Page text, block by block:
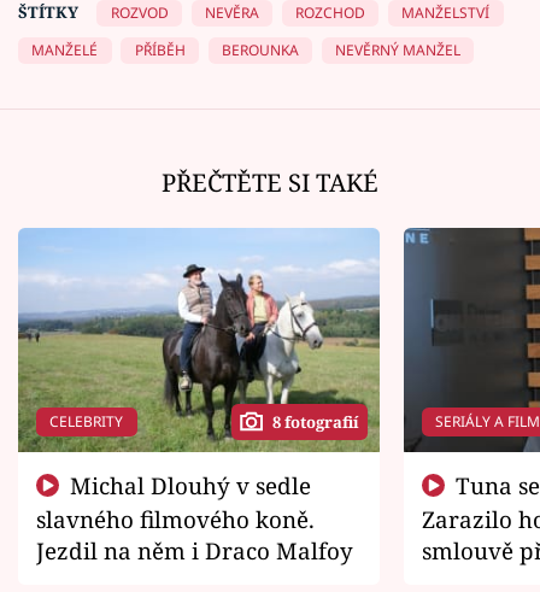
ŠTÍTKY
ROZVOD NEVĚRA ROZCHOD
MANŽELSTVÍ
MANŽELÉ
PŘÍBĚH BEROUNKA NEVĚRNÝ MANŽEL
PŘEČTĚTE SI TAKÉ
CELEBRITY 8 fotografií
slavného filmového koně.
Jezdil na něm i Draco Malfoy
SERIÁLY A
Zarazilo
smlouvě